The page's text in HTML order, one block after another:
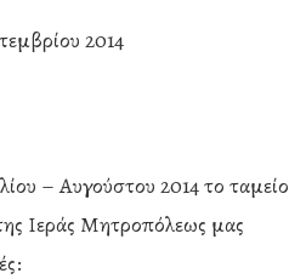
2014
– Αυγούστου 2014 το ταμείο
Ιεράς Μητροπόλεως μας